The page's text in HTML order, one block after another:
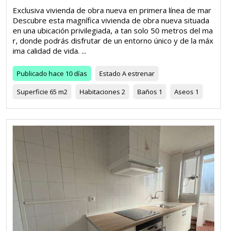
Exclusiva vivienda de obra nueva en primera línea de mar
Descubre esta magnífica vivienda de obra nueva situada
en una ubicación privilegiada, a tan solo 50 metros del ma
r, donde podrás disfrutar de un entorno único y de la máx
ima calidad de vida. ...
Publicado hace 10 días Estado A estrenar
Superficie 65 m2 Habitaciones 2 Baños 1 Aseos 1